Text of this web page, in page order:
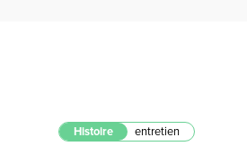
Histoire entretien